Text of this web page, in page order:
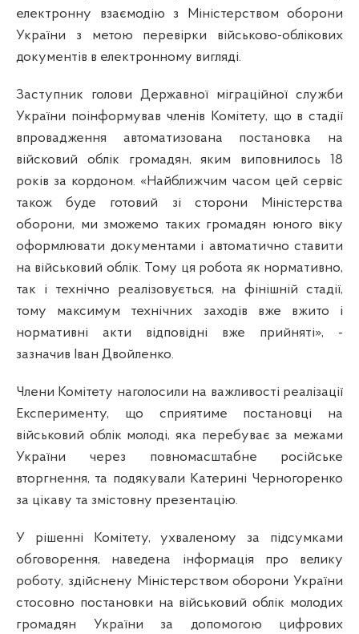
електронну взаємодію з Міністерством оборони
України з метою перевірки військово-облікових
документів в електронному вигляді.
Заступник голови Державної міграційної служби
України поінформував членів Комітету, що в стадії
впровадження автоматизована постановка на
війсковий облік громадян, яким виповнилось 18
років за кордоном. «Найближчим часом цей сервіс
також буде готовий зі сторони Міністерства
оборони, ми зможемо таких громадян юного віку
оформлювати документами і автоматично ставити
на військовий облік. Тому ця робота як нормативно,
так і технічно реалізовується, на фінішній стадії,
тому максимум технічних заходів вже вжито і
нормативні акти відповідні вже прийняті», -
зазначив Іван Двойленко.
Члени Комітету наголосили на важливості реалізації
Експерименту, що сприятиме постановці на
військовий облік молоді, яка перебуває за межами
України через повномасштабне російське
вторгнення, та подякували Катерині Черногоренко
за цікаву та змістовну презентацію.
У рішенні Комітету, ухваленому за підсумками
обговорення, наведена інформація про велику
роботу, здійснену Міністерством оборони України
стосовно постановки на військовий облік молодих
громадян України за допомогою цифрових